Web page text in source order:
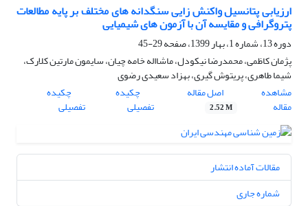
ارزیابی پتانسیل واکنش زایی سنگدانه های مختلف بر پایه مطالعات
پتروگرافی و مقایسه آن با آزمون های شیمیایی
دوره 13، شماره 1، بهار 1399، صفحه
29-45
پژمان کاظمی، محمدرضا نیکودل، ماشااله خامه چیان، سایمون مارتین کلارک،
شیما طاهری، پریتوش گیری، بهزاد سعیدی رضوی
مشاهده
مقاله
اصل مقاله
2.52 M
چکیده
تفصیلی
چکیده
تفصیلی
مقالات آماده انتشار
شماره جاری